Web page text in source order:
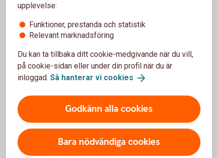
Ta in önskemål om hållbarhet och
guida kring våra produkter
Fråga vad du har för önskemål och krav på
Förklara hur de produkter vi erbjuder motsvarar
dina krav
vår rekommendation möter dina önskemål
upplevelse:
Funktioner, prestanda och statistik
Relevant marknadsföring
Du kan ta tillbaka ditt cookie-medgivande när du vill,
på cookie-sidan eller under din profil när du är
inloggad. Så hanterar vi cookies .
Godkänn alla cookies
Bara nödvändiga cookies